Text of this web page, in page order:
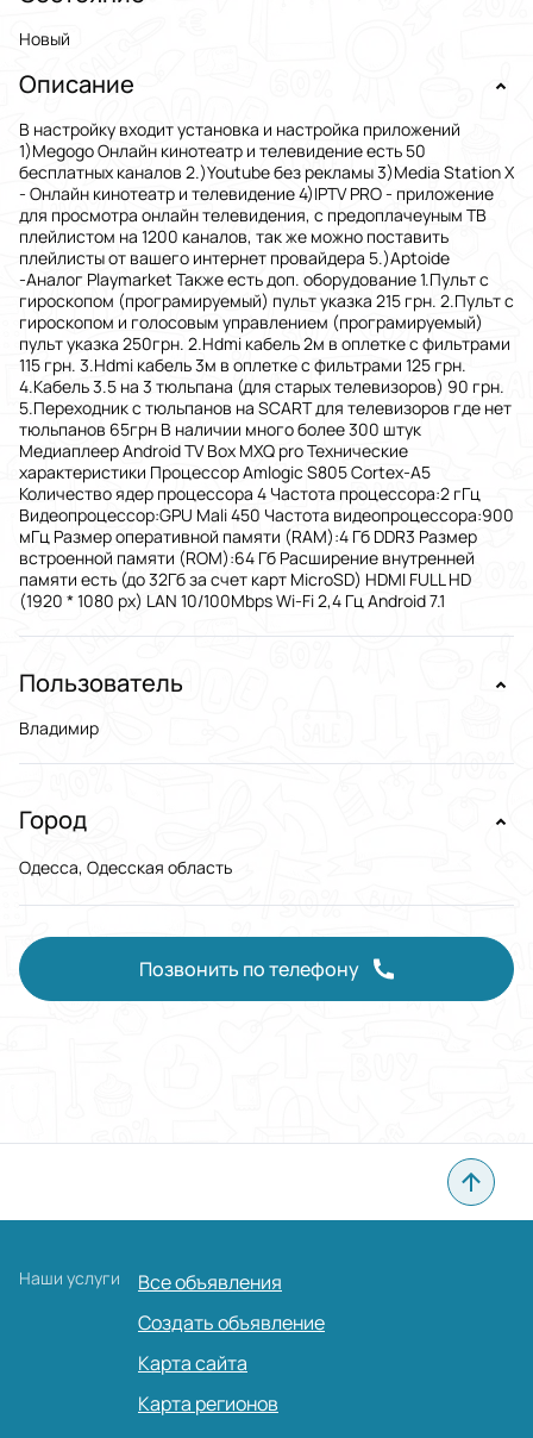
Новый
Описание
В настройку входит установка и настройка приложений
1)Megogo Онлайн кинотеатр и телевидение есть 50
бесплатных каналов 2.)Youtube без рекламы 3)Media Station X
- Онлайн кинотеатр и телевидение 4)IPTV PRO - приложение
для просмотра онлайн телевидения, с предоплачеyным ТВ
плейлистом на 1200 каналов, так же можно поставить
плейлисты от вашего интернет провайдера 5.)Aptoide
-Аналог Playmarket Также есть доп. оборудование 1.Пульт с
гироскопом (програмируемый) пульт указка 215 грн. 2.Пульт с
гироскопом и голосовым управлением (програмируемый)
пульт указка 250грн. 2.Hdmi кабель 2м в оплетке с фильтрами
115 грн. 3.Hdmi кабель 3м в оплетке с фильтрами 125 грн.
4.Кабель 3.5 на 3 тюльпана (для старых телевизоров) 90 грн.
5.Переходник с тюльпанов на SCART для телевизоров где нет
тюльпанов 65грн В наличии много более 300 штук
Медиаплеер Android TV Box MXQ pro Технические
характеристики Процессор Amlogic S805 Cortex-A5
Количество ядер процессора 4 Частота процессора:2 гГц
Видеопроцессор:GPU Mali 450 Частота видеопроцессора:900
мГц Размер оперативной памяти (RAM):4 Гб DDR3 Размер
встроенной памяти (ROM):64 Гб Расширение внутренней
памяти есть (до 32Гб за счет карт MicroSD) HDMI FULL HD
(1920 * 1080 px) LAN 10/100Mbps Wi-Fi 2,4 Гц Android 7.1
Пользователь
Владимир
Город
Одесса, Одесская область
Позвонить по телефону
Наши услуги
Все объявления
Создать объявление
Карта сайта
Карта регионов